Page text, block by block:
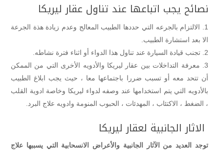
نصائح يجب اتباعها عند تناول عقار ليريكا
الالتزام بالجرعه التي حددها الطبيب المعالج وعدم زيادة هذة الجرعة
الا بعد استشارة الطبيب.
تجنب قيادة السيارة عند تناول هذا الدواء أو اثناء فترة نشاطه.
معرفة التداخلات بين عقار ليريكا والأدويه الأخرى التي من الممكن
أن تتحد معه أو تسبب ضررا باجتماعها معا ، حيث يجب ابلاغ الطبيب
بالأدويه التي يتم استخدامها عند وصفه لدواء ليريكا وخاصة ادوية القلب
، الضغط ، الاكتئاب ، المهدئات ، الحبوب المنومة وادويه علاج البرد.
الاثار الجانبية لعقار ليريكا
توجد العديد من الآثار الجانبية والأعراض الانسحابية التي يسببها علاج